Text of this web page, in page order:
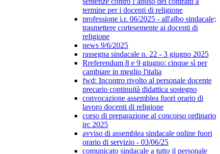
termine per i docenti di religione
professione i.r. 06/2025 - all'albo sindacale;
trasmettere cortesemente ai docenti di
religione
news 9/6/2025
rassegna sindacale n. 22 - 3 giugno 2025
Rreferendum 8 e 9 giugno: cinque sì per
cambiare in meglio l'italia
fwd: Incontro rivolto al personale docente
precario continuità didattica sostegno
convocazione assemblea fuori orario di
lavoro docenti di religione
corso di preparazione al concorso ordinario
irc 2025
avviso di assemblea sindacale online fuori
orario di servizio - 03/06/25
comunicato sindacale a tutto il personale